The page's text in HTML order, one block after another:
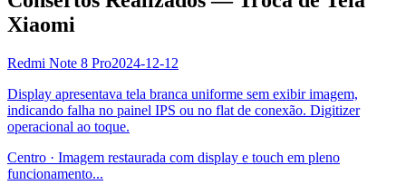
Xiaomi
Redmi Note 8 Pro2024-12-12
Display apresentava tela branca uniforme sem exibir imagem,
indicando falha no painel IPS ou no flat de conexão. Digitizer
operacional ao toque.
Centro · Imagem restaurada com display e touch em pleno
funcionamento...